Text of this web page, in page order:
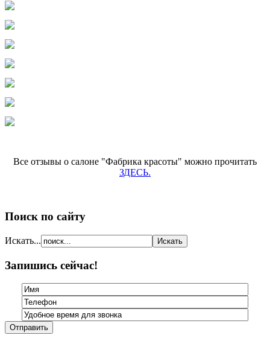
Все отзывы о салоне "Фабрика красоты" можно прочитать
ЗДЕСЬ.
Поиск по сайту
Искать...
Запишись сейчас!
Отправить